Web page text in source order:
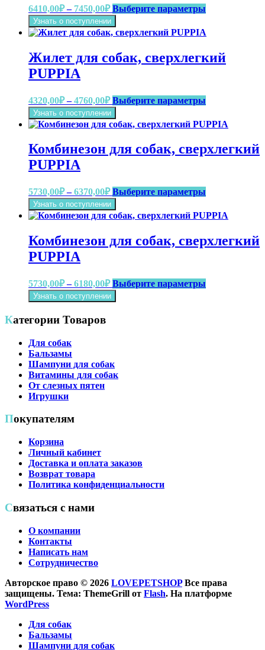
6410,00₽ – 7450,00₽Диапазон
цен:
6410,00₽
7450,00₽
Выберите параметрыЭтот
товар
несколько
Опции
странице
Узнать о поступлении
Жилет для собак, сверхлегкий
PUPPIA
4320,00₽ – 4760,00₽Диапазон
цен:
4320,00₽
4760,00₽
Выберите параметрыЭтот
товар
имеет
несколько
Опции
странице
Узнать о поступлении
Комбинезон для собак, сверхлегкий
PUPPIA
5730,00₽ – 6370,00₽Диапазон
цен:
5730,00₽
Выберите параметрыЭтот
товар
имеет
несколько
Опции
странице
Узнать о поступлении
Комбинезон для собак, сверхлегкий
PUPPIA
5730,00₽ – 6180,00₽Диапазон
цен:
5730,00₽
Выберите параметрыЭтот
товар
Узнать о поступлении
Категории Товаров
Для собак
Бальзамы
Шампуни для собак
Витамины для собак
От слезных пятен
Игрушки
Покупателям
Корзина
Личный кабинет
Доставка и оплата заказов
Возврат товара
Политика конфиденциальности
Связаться с нами
О компании
Контакты
Написать нам
Сотрудничество
Авторское право © 2026 LOVEPETSHOPВсе права
защищены. Тема: ThemeGrill от Flash. На платформе
WordPress
Для собак
Бальзамы
Шампуни для собак